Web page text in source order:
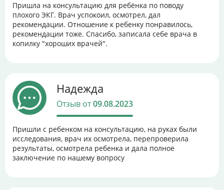
Пришла на консультацию для ребёнка по поводу
плохого ЭКГ. Врач успокоил, осмотрел, дал
рекомендации. Отношение к ребенку понравилось,
рекомендации тоже. Спасибо, записала себе врача в
копилку "хороших врачей".
Надежда
Отзыв от09.08.2023
Пришли с ребенком на консультацию, на руках были
исследования, врач их осмотрела, перепроверила
результаты, осмотрела ребенка и дала полное
заключение по нашему вопросу